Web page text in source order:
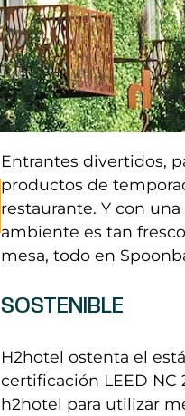
extiende justo a sus
con balcón o patio
creativas— que te
CUCHARA
Entrantes divertidos,
productos de
restaurante. Y con
ambiente es tan
mesa, todo en
SOSTENIBLE
H2hotel ostenta el
certificación LEED
h2hotel para utilizar